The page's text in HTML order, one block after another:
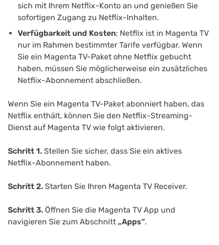
sich mit Ihrem Netflix-Konto an und genießen Sie
sofortigen Zugang zu Netflix-Inhalten.
Verfügbarkeit und Kosten: Netflix ist in Magenta TV
nur im Rahmen bestimmter Tarife verfügbar. Wenn
Sie ein Magenta TV-Paket ohne Netflix gebucht
haben, müssen Sie möglicherweise ein zusätzliches
Netflix-Abonnement abschließen.
Wenn Sie ein Magenta TV-Paket abonniert haben, das
Netflix enthält, können Sie den Netflix-Streaming-
Dienst auf Magenta TV wie folgt aktivieren.
Schritt 1. Stellen Sie sicher, dass Sie ein aktives
Netflix-Abonnement haben.
Schritt 2. Starten Sie Ihren Magenta TV Receiver.
Schritt 3. Öffnen Sie die Magenta TV App und
navigieren Sie zum Abschnitt „Apps“.